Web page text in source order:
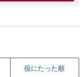
役にたった順